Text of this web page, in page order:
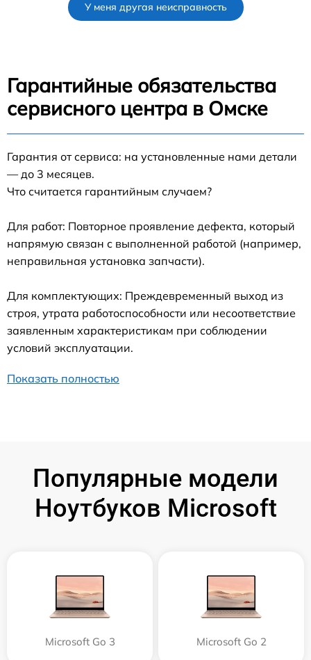
У меня другая неисправность
Гарантийные обязательства
сервисного центра в Омске
Гарантия от сервиса: на установленные нами детали
— до 3 месяцев.
Что считается гарантийным случаем?
Для работ: Повторное проявление дефекта, который
напрямую связан с выполненной работой (например,
неправильная установка запчасти).
Для комплектующих: Преждевременный выход из
строя, утрата работоспособности или несоответствие
заявленным характеристикам при соблюдении
условий эксплуатации.
Показать полностью
Популярные модели
Ноутбуков Microsoft
Microsoft Go 3 Microsoft Go 2